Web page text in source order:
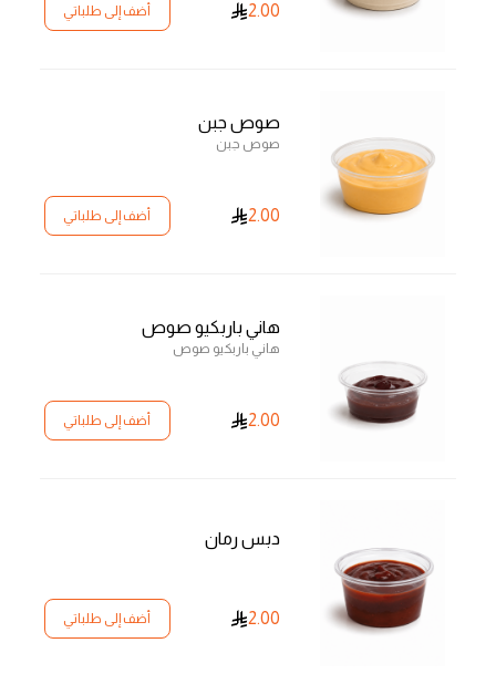
2.00 أضف إلى طلباتي
صوص جبن
صوص جبن
2.00 أضف إلى طلباتي
هاني باربكيو صوص
هاني باربكيو صوص
2.00 أضف إلى طلباتي
دبس رمان
2.00 أضف إلى طلباتي